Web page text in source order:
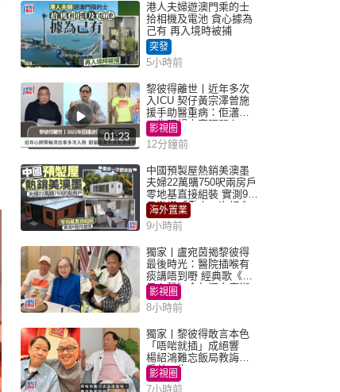
港人夫婦遊澳門乘的士
拾相機及電池 貪心據為
己有 再入境時被捕
突發
5小時前
01:23
黎彼得離世丨近年多次
入ICU 契仔黃宗澤曾施
援手助醫重病：佢瀟灑
一生唔想大家唔開心
影視圈
12分鐘前
中國預製屋熱銷美澳墨
夫婦22萬購750呎兩房戶
零地基直接組裝 實測9個
月激讚「重來一次都會
買」
海外置業
9小時前
獨家丨盧宛茵揭黎彼得
最後時光：醫院插喉有
痰講唔到嘢 經典歌《浪
子心聲》金句源自廟街
睇相佬
影視圈
8小時前
獨家丨黎彼得敢言本色
「唔啱就插」成絕響
楊紹鴻難忘飯局教誨：
受益一生
影視圈
7小時前